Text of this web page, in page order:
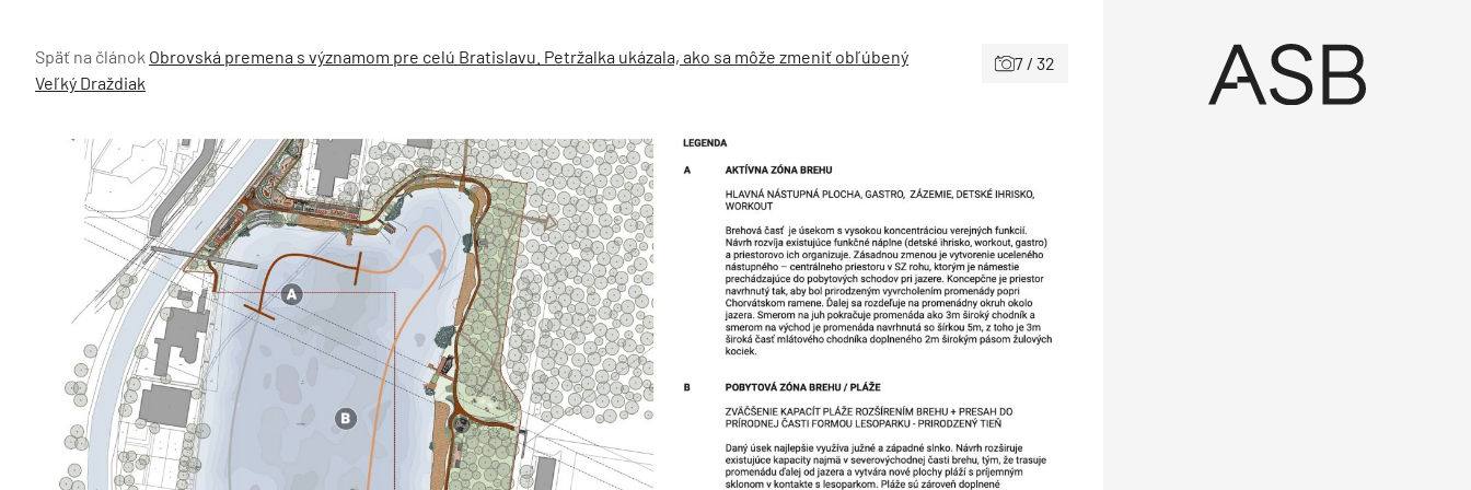
Späť na článok Obrovská premena s významom pre celú Bratislavu. Petržalka ukázala, ako sa môže zmeniť obľúbený
Veľký Draždiak
7 / 32